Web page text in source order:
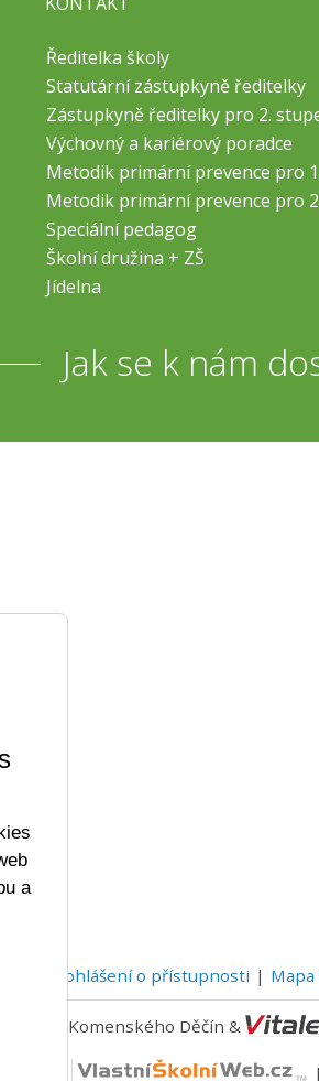
Ředitelka školy
Statutární zástupkyně ředitelky
Zástupkyně ředitelky pro 2.
Výchovný a kariérový poradce
Metodik primární prevence pro
Metodik primární prevence pro
Speciální pedagog
Školní družina + ZŠ
Jídelna
Jak se k nám
Prohlášení o přístupnosti
ZŠ Komenského Děčín &
a